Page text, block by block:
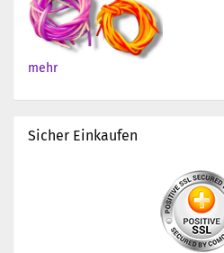
mehr
Sicher Einkaufen